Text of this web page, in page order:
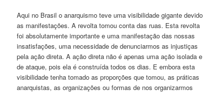
Aqui no Brasil o anarquismo teve uma visibilidade gigante devido
as manifestações. A revolta tomou conta das ruas. Esta revolta
foi absolutamente importante e uma manifestação das nossas
insatisfações, uma necessidade de denunciarmos as injustiças
pela ação direta. A ação direta não é apenas uma ação isolada e
de ataque, pois ela é construída todos os dias. E embora esta
visibilidade tenha tomado as proporções que tomou, as práticas
anarquistas, as organizações ou formas de nos organizarmos